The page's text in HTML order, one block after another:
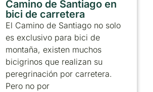
Camino de Santiago en
bici de carretera
El Camino de Santiago no solo
es exclusivo para bici de
montaña, existen muchos
bicigrinos que realizan su
peregrinación por carretera.
Pero no por